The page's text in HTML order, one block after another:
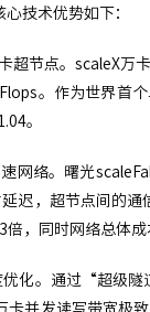
技术优势如下：
超节点。scaleX万
。作为世界首
。
网络。曙光
迟，超节点间的
，同时网络总体成
化。通过“超级
卡并发读写带宽极